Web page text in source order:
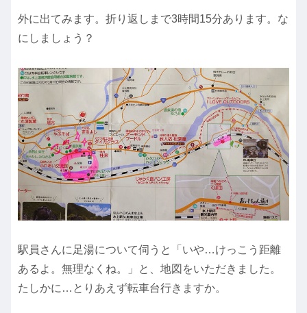
外に出てみます。折り返しまで3時間15分あります。な
にしましょう？
駅員さんに足湯について伺うと「いや…けっこう距離
あるよ。無理なくね。」と、地図をいただきました。
たしかに…とりあえず転車台行きますか。